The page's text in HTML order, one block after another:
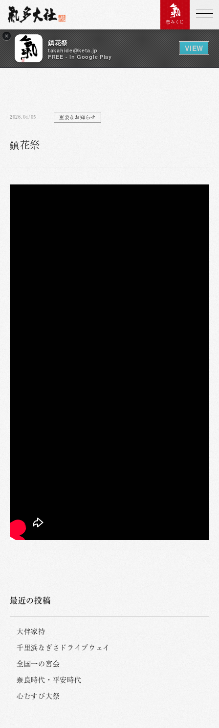
×
鎮花祭
takahide@keta.jp
FREE - In Google Play
VIEW
恋みくじ
2026.04/05 重要なお知らせ
鎮花祭
最近の投稿
大伴家持
千里浜なぎさドライブウェイ
全国一の宮会
奈良時代・平安時代
心むすび大祭